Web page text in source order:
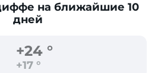
на ближайшие 10
дней
+24 °
+17 °